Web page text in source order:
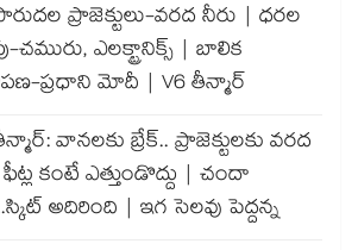
ప్రాజెక్టులు-వరద నీరు | ధరల
చమురు, ఎలక్ట్రానిక్స్ | బాలిక
ప్రధాని మోదీ | V6 తీన్మార్
వానలకు బ్రేక్.. ప్రాజెక్టులకు వరద
కంటే ఎత్తుండొద్దు | చందా
అదిరింది | ఇగ సెలవు పెద్దన్న